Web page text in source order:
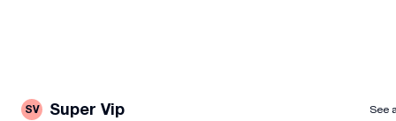
SV Super Vip See